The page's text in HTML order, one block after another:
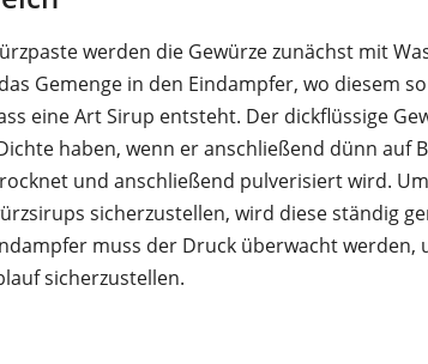
werden die Gewürze zunächst mit
Gemenge in den Eindampfer, wo diesem
eine Art Sirup entsteht. Der dickflüssige
haben, wenn er anschließend dünn auf
und anschließend pulverisiert wird.
sicherzustellen, wird diese ständig
muss der Druck überwacht werden,
sicherzustellen.